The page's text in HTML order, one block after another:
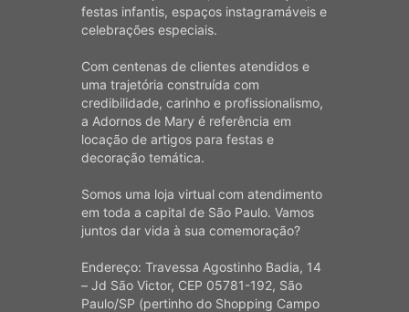
festas infantis, espaços instagramáveis e
celebrações especiais.
Com centenas de clientes atendidos e
uma trajetória construída com
credibilidade, carinho e profissionalismo,
a Adornos de Mary é referência em
locação de artigos para festas e
decoração temática.
Somos uma loja virtual com atendimento
em toda a capital de São Paulo. Vamos
juntos dar vida à sua comemoração?
Endereço: Travessa Agostinho Badia, 14
– Jd São Victor, CEP 05781-192, São
Paulo/SP (pertinho do Shopping Campo